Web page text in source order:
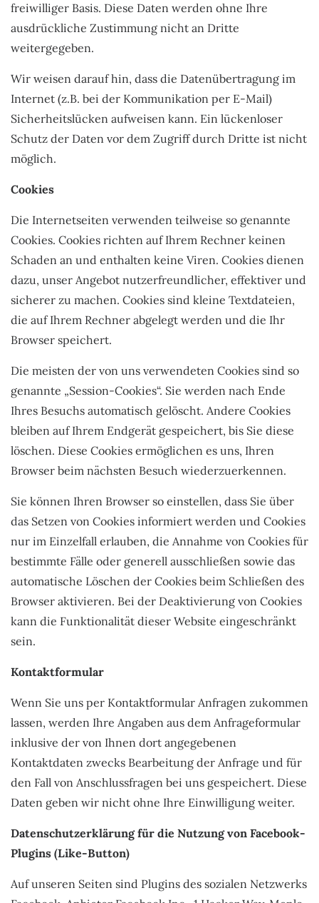
freiwilliger Basis. Diese Daten werden ohne Ihre
ausdrückliche Zustimmung nicht an Dritte
weitergegeben.
Wir weisen darauf hin, dass die Datenübertragung im
Internet (z.B. bei der Kommunikation per E-Mail)
Sicherheitslücken aufweisen kann. Ein lückenloser
Schutz der Daten vor dem Zugriff durch Dritte ist nicht
möglich.
Cookies
Die Internetseiten verwenden teilweise so genannte
Cookies. Cookies richten auf Ihrem Rechner keinen
Schaden an und enthalten keine Viren. Cookies dienen
dazu, unser Angebot nutzerfreundlicher, effektiver und
sicherer zu machen. Cookies sind kleine Textdateien,
die auf Ihrem Rechner abgelegt werden und die Ihr
Browser speichert.
Die meisten der von uns verwendeten Cookies sind so
genannte „Session-Cookies“. Sie werden nach Ende
Ihres Besuchs automatisch gelöscht. Andere Cookies
bleiben auf Ihrem Endgerät gespeichert, bis Sie diese
löschen. Diese Cookies ermöglichen es uns, Ihren
Browser beim nächsten Besuch wiederzuerkennen.
Sie können Ihren Browser so einstellen, dass Sie über
das Setzen von Cookies informiert werden und Cookies
nur im Einzelfall erlauben, die Annahme von Cookies für
bestimmte Fälle oder generell ausschließen sowie das
automatische Löschen der Cookies beim Schließen des
Browser aktivieren. Bei der Deaktivierung von Cookies
kann die Funktionalität dieser Website eingeschränkt
sein.
Kontaktformular
Wenn Sie uns per Kontaktformular Anfragen zukommen
lassen, werden Ihre Angaben aus dem Anfrageformular
inklusive der von Ihnen dort angegebenen
Kontaktdaten zwecks Bearbeitung der Anfrage und für
den Fall von Anschlussfragen bei uns gespeichert. Diese
Daten geben wir nicht ohne Ihre Einwilligung weiter.
Datenschutzerklärung für die Nutzung von Facebook-
Plugins (Like-Button)
Auf unseren Seiten sind Plugins des sozialen Netzwerks